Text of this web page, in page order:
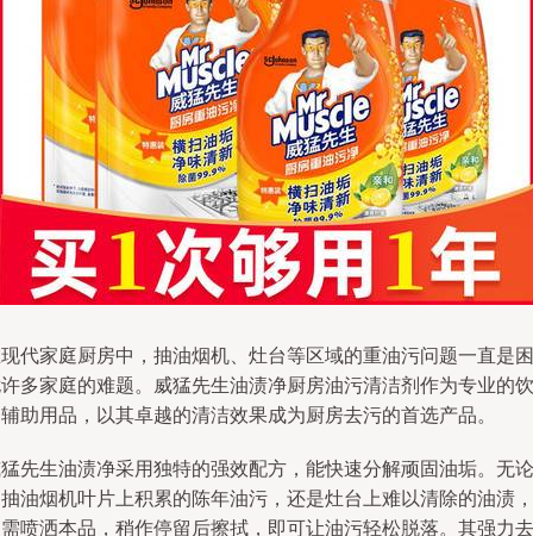
代家庭厨房中，抽油烟机、灶台等区域的重油污问题一直是困
多家庭的难题。威猛先生油渍净厨房油污清洁剂作为专业的饮
助用品，以其卓越的清洁效果成为厨房去污的首选产品。
先生油渍净采用独特的强效配方，能快速分解顽固油垢。无论
油烟机叶片上积累的陈年油污，还是灶台上难以清除的油渍，
喷洒本品，稍作停留后擦拭，即可让油污轻松脱落。其强力去